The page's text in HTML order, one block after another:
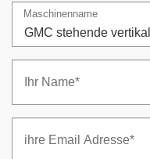
Maschinenname